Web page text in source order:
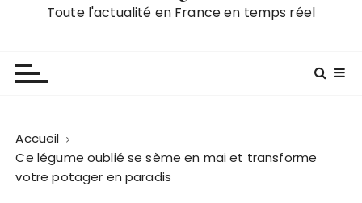
Toute l'actualité en France en temps réel
Accueil
Ce légume oublié se sème en mai et transforme
votre potager en paradis